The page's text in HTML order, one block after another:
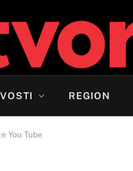
REGION
You Tube